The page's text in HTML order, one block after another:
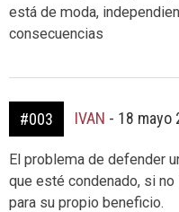
está de moda,
consecuencias
#003 IVAN - 18 mayo
El problema de defender
que esté condenado, si
para su propio beneficio.